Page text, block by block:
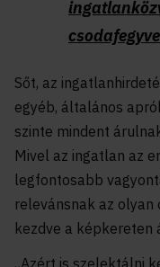
Sőt, az
egyéb, általános
szinte mindent
Mivel az ingatlan az
legfontosabb
relevánsnak az
kezdve a képkereten